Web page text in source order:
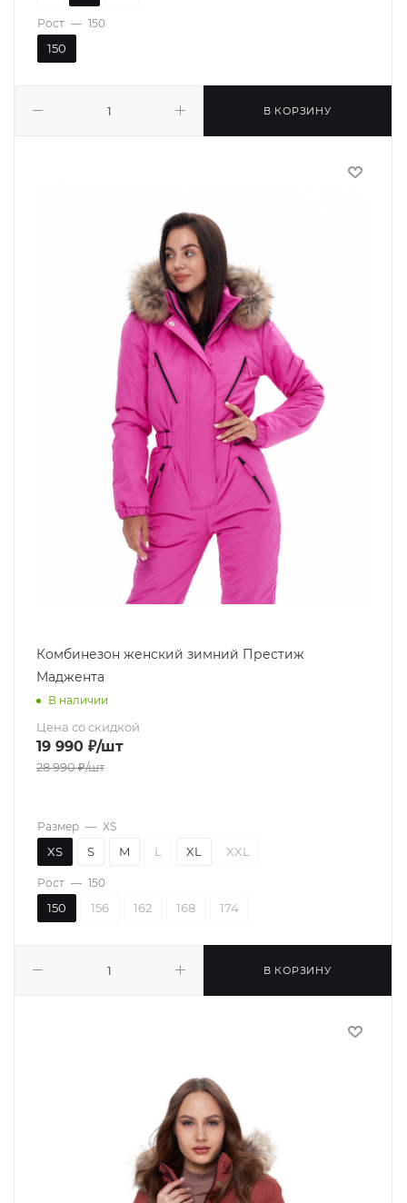
В КОРЗИНУ
Рост — 150
150
Комбинезон женский зимний Престиж
Маджента
В наличии
Цена со скидкой
19 990 ₽/шт
28 990₽/шт
В КОРЗИНУ
Размер — XS
XS S M L XL XXL
Рост — 150
150 156 162 168 174